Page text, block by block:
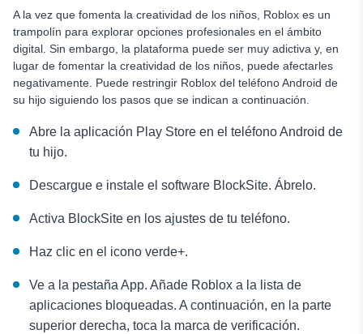
A la vez que fomenta la creatividad de los niños, Roblox es un
trampolín para explorar opciones profesionales en el ámbito
digital. Sin embargo, la plataforma puede ser muy adictiva y, en
lugar de fomentar la creatividad de los niños, puede afectarles
negativamente. Puede restringir Roblox del teléfono Android de
su hijo siguiendo los pasos que se indican a continuación.
Abre la aplicación Play Store en el teléfono Android de
tu hijo.
Descargue e instale el software BlockSite. Ábrelo.
Activa BlockSite en los ajustes de tu teléfono.
Haz clic en el icono verde+.
Ve a la pestaña App. Añade Roblox a la lista de
aplicaciones bloqueadas. A continuación, en la parte
superior derecha, toca la marca de verificación.